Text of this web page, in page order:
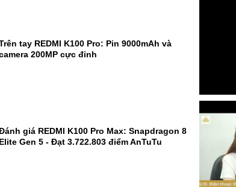
tay REDMI K100 Pro: Pin 9000mAh và
200MP cực đỉnh
giá REDMI K100 Pro Max: Snapdragon 8
Elite Gen 5 - Đạt 3.722.803 điểm AnTuTu